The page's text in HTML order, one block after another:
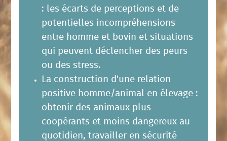
: les écarts de perceptions et de
potentielles incompréhensions
entre homme et bovin et situations
qui peuvent déclencher des peurs
ou des stress.
La construction d'une relation
positive homme/animal en élevage :
obtenir des animaux plus
coopérants et moins dangereux au
quotidien, travailler en sécurité